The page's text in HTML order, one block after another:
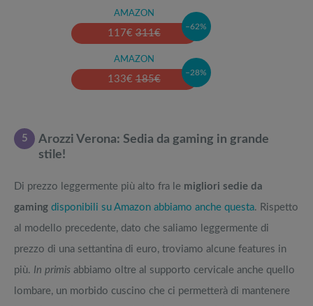
AMAZON
117€ 311€
–62%
AMAZON
133€ 185€
–28%
5
Arozzi Verona: Sedia da gaming in grande
stile!
Di prezzo leggermente più alto fra le migliori sedie da
gaming disponibili su Amazon abbiamo anche questa. Rispetto
al modello precedente, dato che saliamo leggermente di
prezzo di una settantina di euro, troviamo alcune features in
più. In primis abbiamo oltre al supporto cervicale anche quello
lombare, un morbido cuscino che ci permetterà di mantenere